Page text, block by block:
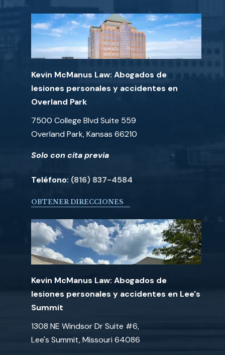
Kevin McManus Law: Abogados de
lesiones personales y accidentes en
Overland Park
7500 College Blvd Suite 559
Overland Park, Kansas 66210
Solo con cita previa
Teléfono: (816) 837-4584
OBTENER DIRECCIONES
Kevin McManus Law: Abogados de
lesiones personales y accidentes en Lee's
Summit
1308 NE Windsor Dr Suite #6,
Lee's Summit, Missouri 64086